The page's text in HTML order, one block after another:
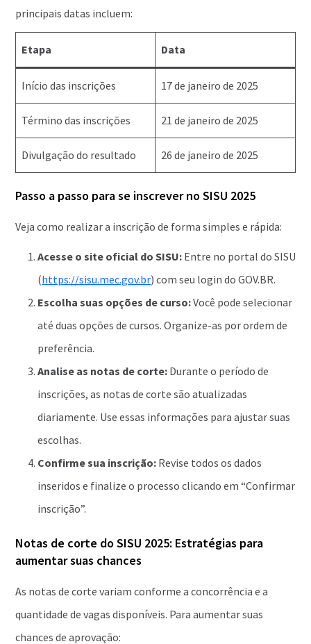
principais datas incluem:
Etapa Data
Início das inscrições 17 de janeiro de 2025
Término das inscrições 21 de janeiro de 2025
Divulgação do resultado 26 de janeiro de 2025
Passo a passo para se inscrever no SISU 2025
Veja como realizar a inscrição de forma simples e rápida:
Acesse o site oficial do SISU: Entre no portal do SISU
(https://sisu.mec.gov.br) com seu login do GOV.BR.
Escolha suas opções de curso:Você pode selecionar
até duas opções de cursos. Organize-as por ordem de
preferência.
Analise as notas de corte: Durante o período de
inscrições, as notas de corte são atualizadas
diariamente. Use essas informações para ajustar suas
escolhas.
Confirme sua inscrição: Revise todos os dados
inseridos e finalize o processo clicando em “Confirmar
inscrição”.
Notas de corte do SISU 2025: Estratégias para
aumentar suas chances
As notas de corte variam conforme a concorrência e a
quantidade de vagas disponíveis. Para aumentar suas
chances de aprovação: